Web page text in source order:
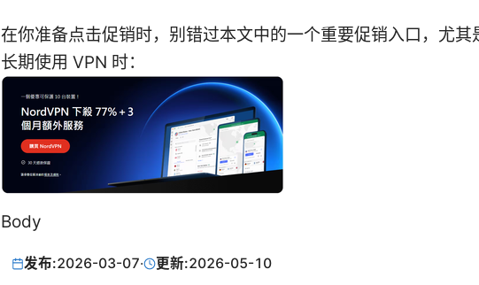
在你准备点击促销时，别错过本文中的一个重要促销入口，尤其
长期使用 VPN 时：
Body
发布:2026-03-07· 更新:2026-05-10